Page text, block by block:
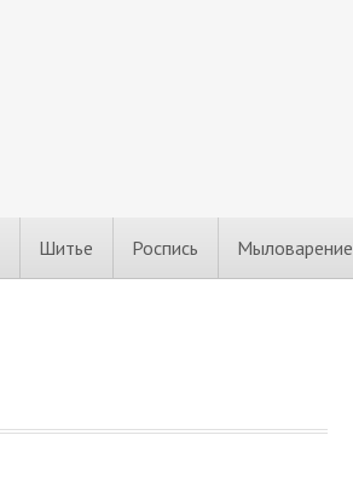
Шитье Роспись Мыловарение